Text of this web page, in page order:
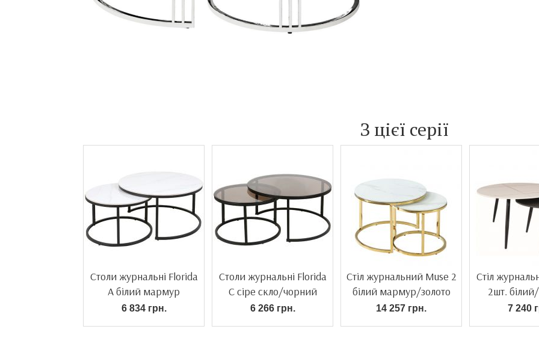
З цієї серії
Столи журнальні Florida
А білий мармур
6 834 грн.
Столи журнальні Florida
С сіре скло/чорний
6 266 грн.
Стіл журнальний Muse 2
білий мармур/золото
14 257 грн.
Стіл
2шт.
7 240